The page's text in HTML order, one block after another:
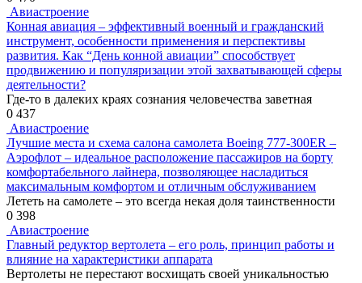
Авиастроение
Конная авиация – эффективный военный и гражданский
инструмент, особенности применения и перспективы
развития. Как “День конной авиации” способствует
продвижению и популяризации этой захватывающей сферы
деятельности?
Где-то в далеких краях сознания человечества заветная
0 437
Авиастроение
Лучшие места и схема салона самолета Boeing 777-300ER –
Аэрофлот – идеальное расположение пассажиров на борту
комфортабельного лайнера, позволяющее насладиться
максимальным комфортом и отличным обслуживанием
Лететь на самолете – это всегда некая доля таинственности
0 398
Авиастроение
Главный редуктор вертолета – его роль, принцип работы и
влияние на характеристики аппарата
Вертолеты не перестают восхищать своей уникальностью